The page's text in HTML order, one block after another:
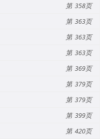
358
363
363
363
369
379
379
399
420